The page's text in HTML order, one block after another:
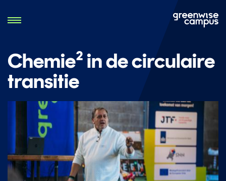
Chemie² in de circulaire
transitie